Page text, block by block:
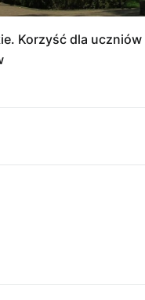
Korzyść dla uczniów